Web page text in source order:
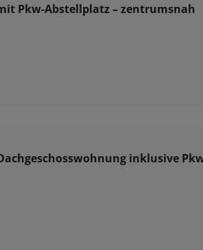
Pkw-Abstellplatz – zentrumsnah
inklusive